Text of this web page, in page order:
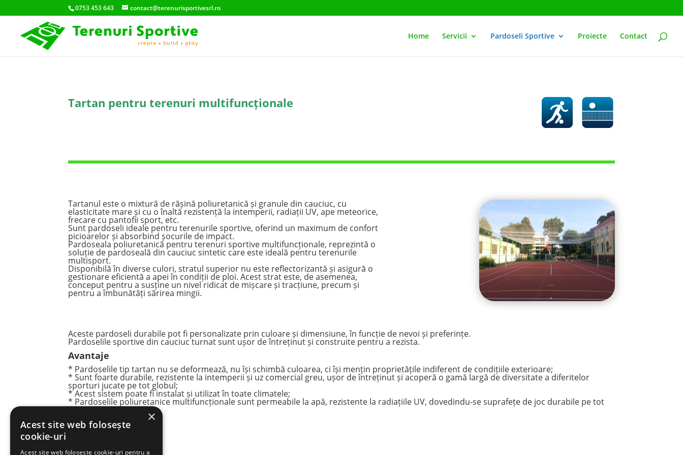
0753 453 643 contact@terenurisportivesrl.ro
Home Servicii Pardoseli Sportive Proiecte Contact
Tartan pentru terenuri multifuncționale
Tartanul este o mixtură de rășină poliuretanică și granule din cauciuc, cu
elasticitate mare și cu o înaltă rezistență la intemperii, radiații UV, ape meteorice,
frecare cu pantofii sport, etc.
Sunt pardoseli ideale pentru terenurile sportive, oferind un maximum de confort
picioarelor și absorbind șocurile de impact.
Pardoseala poliuretanică pentru terenuri sportive multifuncționale, reprezintă o
soluție de pardoseală din cauciuc sintetic care este ideală pentru terenurile
multisport.
Disponibilă în diverse culori, stratul superior nu este reflectorizantă și asigură o
gestionare eficientă a apei în condiții de ploi. Acest strat este, de asemenea,
conceput pentru a susține un nivel ridicat de mișcare și tracțiune, precum și
pentru a îmbunătăți sărirea mingii.
Aceste pardoseli durabile pot fi personalizate prin culoare și dimensiune, în funcție de nevoi și preferințe.
Pardoselile sportive din cauciuc turnat sunt ușor de întreținut și construite pentru a rezista.
Avantaje
* Pardoselile tip tartan nu se deformează, nu își schimbă culoarea, ci își mențin proprietățile indiferent de condițiile exterioare;
* Sunt foarte durabile, rezistente la intemperii și uz comercial greu, ușor de întreținut și acoperă o gamă largă de diversitate a diferitelor
sporturi jucate pe tot globul;
* Acest sistem poate fi instalat și utilizat în toate climatele;
* Pardoselile poliuretanice multifuncționale sunt permeabile la apă, rezistente la radiațiile UV, dovedindu-se suprafețe de joc durabile pe tot
parcursul anului; ×
Acest site web folosește
cookie-uri
Acest site web folosește cookie-uri pentru a